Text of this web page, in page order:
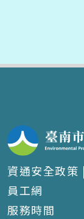
資通安全政策 |
員工網
服務時間